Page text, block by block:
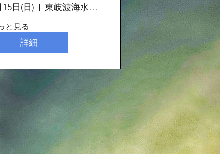
15日(日) 東岐波海水浴場
と見る
詳細